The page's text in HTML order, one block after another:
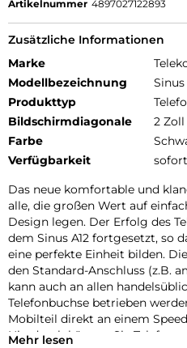
Artikelnummer 4897027122893
Zusätzliche Informationen
Marke
Modellbezeichnung
Sinus
Produkttyp
Bildschirmdiagonale
2 Zoll
Farbe
Verfügbarkeit
Das neue komfortable und
alle, die großen Wert auf
Design legen. Der Erfolg des
dem Sinus A12 fortgesetzt, so
eine perfekte Einheit bilden.
den Standard-Anschluss (z.B.
kann auch an allen
Telefonbuchse betrieben
Mobilteil direkt an einem
Hierdurch können Sie
Mehr lesen